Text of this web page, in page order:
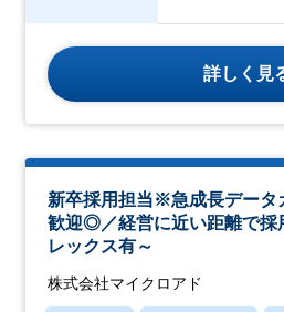
詳しく見
新卒採用担当※急成長データ
歓迎◎／経営に近い距離で採
レックス有～
株式会社マイクロアド